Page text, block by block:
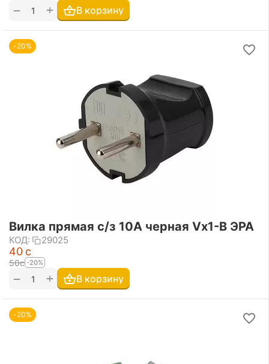
+
− В корзину
-20%
Вилка прямая с/з 10А черная Vx1-B ЭРА
КОД: 29025
‍40‍ с
‍50‍с -20%
+
− В корзину
-20%